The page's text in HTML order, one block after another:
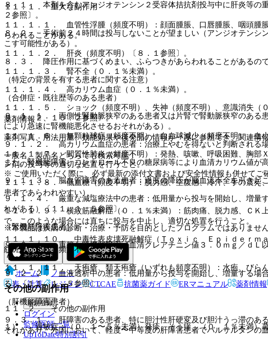
８．１． 本剤を含むアンジオテンシン２受容体拮抗剤投与中に肝炎等の
２参照〕。
８．２． 手術前２４時間は投与しないことが望ましい（アンジオテンシ
こす可能性がある）。
８．３． 降圧作用に基づくめまい、ふらつきがあらわれることがあるの
（特定の背景を有する患者に関する注意）
（合併症・既往歴等のある患者）
９．１．１． 両側性腎動脈狭窄のある患者又は片腎で腎動脈狭窄のある
により急速に腎機能悪化させるおそれがある）。
９．１．２． 高カリウム血症の患者：治療上やむを得ないと判断される
また、腎機能障害、コントロール不良の糖尿病等により血清カリウム値が
９．１．３． 脳血管障害のある患者：過度の降圧が脳血流不全を引き起
９．１．４． 厳重な減塩療法中の患者：低用量から投与を開始し、増量
れがある）〔１１．１．５参照〕。
（腎機能障害患者）
９．２．１． 重篤な腎機能障害（血清クレアチニン値３．０ｍｇ／ｄＬ
７．３参照〕。
９．２．２． 血液透析中の患者：低用量から投与を開始し、増量する場
る）〔１１．１．５参照〕。
（肝機能障害患者）
９．３．１． 肝障害のある患者、特に胆汁性肝硬変及び胆汁うっ滞のあ
それがあり、外国において、軽度〜中等度の肝障害患者でバルサルタンの
１１．１． 重大な副作用
１１．１．１． 血管性浮腫（頻度不明）：顔面腫脹、口唇腫脹、咽頭腫
らわれることがある。
１１．１．２． 肝炎（頻度不明）〔８．１参照〕。
１１．１．３． 腎不全（０．１％未満）。
１１．１．４． 高カリウム血症（０．１％未満）。
１１．１．５． ショック（頻度不明）、失神（頻度不明）、意識消失（
９．２．２、１０．２参照〕。
１１．１．６． 無顆粒球症（頻度不明）、白血球減少（頻度不明）、血
１１．１．７． 間質性肺炎（頻度不明）：発熱、咳嗽、呼吸困難、胸部
ン剤の投与等の適切な処置を行うこと。
１１．１．８． 低血糖（頻度不明）：脱力感、空腹感、冷汗、手の震え
患者であらわれやすい）。
１１．１．９． 横紋筋融解症（０．１％未満）：筋肉痛、脱力感、ＣＫ
で、このような場合には直ちに投与を中止し、適切な処置を行うこと。
１１．１．１０． 中毒性表皮壊死融解症（Ｔｏｘｉｃ Ｅｐｉｄｅｒｍ
紅斑（いずれも頻度不明）。
１１．１．１１． 天疱瘡、類天疱瘡（いずれも頻度不明）：水疱、びら
その他の副作用
１１．２． その他の副作用
１）． 過敏症：（０．１〜５％未満）発疹、そう痒、（０．１％未満）
薬剤情報
薬剤写真、用法用量、効能効果や後発品の情報が一度に参照でき、関連情
一般名、製品名どちらでも検索可能！
※ ご使用いただく際に、必ず最新の添付文書および安全性情報も併せてご
※本製品は疾病の診断・治療・予防を目的としたプログラムではありません
ホーム
ノート
表・計算
レジメン CTCAE 抗菌薬ガイド ERマニュアル 薬剤情報
新規登録
ログイン
監修医師一覧
UpToDate特別割引